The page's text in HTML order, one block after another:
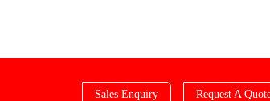
Sales Enquiry Request A